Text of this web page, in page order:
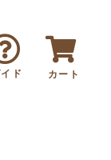
ド カート